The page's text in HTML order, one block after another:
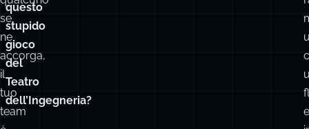
il
tuo
team
è
in
qualche
modo
Teatro
dell’Ingegneria?
e